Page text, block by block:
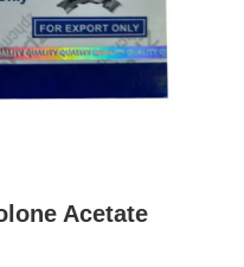
Acetate